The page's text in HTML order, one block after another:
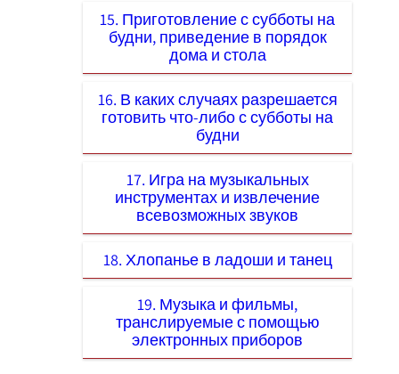
15. Приготовление с субботы на
будни, приведение в порядок
дома и стола
16. В каких случаях разрешается
готовить что-либо с субботы на
будни
17. Игра на музыкальных
инструментах и извлечение
всевозможных звуков
18. Хлопанье в ладоши и танец
19. Музыка и фильмы,
транслируемые с помощью
электронных приборов